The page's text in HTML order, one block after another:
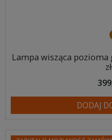
Lampa wisząca pozioma
DODAJ